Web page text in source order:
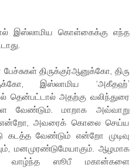
இஸ்லாமிய கொள்கைக்கு எந்த
திருக்குர்ஆனுக்கோ, திரு
இஸ்லாமிய ‘அகீதஹ்’
அதற்கு வலிந்துரை
வேண்டும். மாறாக அவ்வாறு
என்றோ, அவரைக் கொலை செய்ய
வேண்டும் என்றோ முடிவு
மனமுரண்டுமேயாகும். ஆழமாக
வாழ்ந்த ஸூபீ மகான்களை